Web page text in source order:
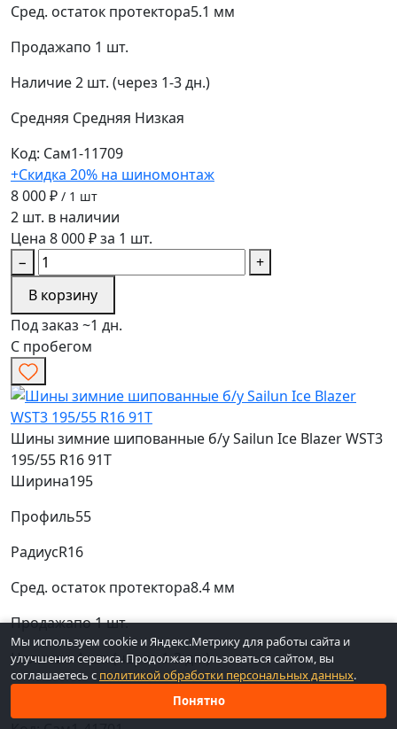
Сред. остаток протектора5.1 мм
Продажапо 1 шт.
Наличие2 шт. (через 1-3 дн.)
Средняя Средняя Низкая
Код: Сам1-11709
+Скидка 20% на шиномонтаж
8 000 ₽ / 1 шт
2 шт. в наличии
Цена 8 000 ₽ за 1 шт.
−
+
В корзину
Под заказ ~1 дн.
С пробегом
Шины зимние шипованные б/у Sailun Ice Blazer WST3
195/55 R16 91T
Ширина195
Профиль55
РадиусR16
Сред. остаток протектора8.4 мм
Продажапо 1 шт.
Наличие 4 шт. (через 1-3 дн.)
Средняя
Низкая
Мы используем cookie и Яндекс.Метрику для работы сайта и
улучшения сервиса. Продолжая пользоваться сайтом, вы
соглашаетесь с политикой обработки персональных данных.
Понятно